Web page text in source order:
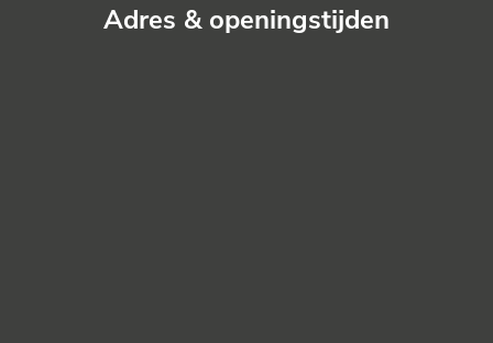
Adres & openingstijden